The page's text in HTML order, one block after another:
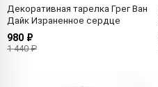
Декоративная тарелка Грег Ван
Дайк Израненное сердце
980 ₽
1 440 ₽